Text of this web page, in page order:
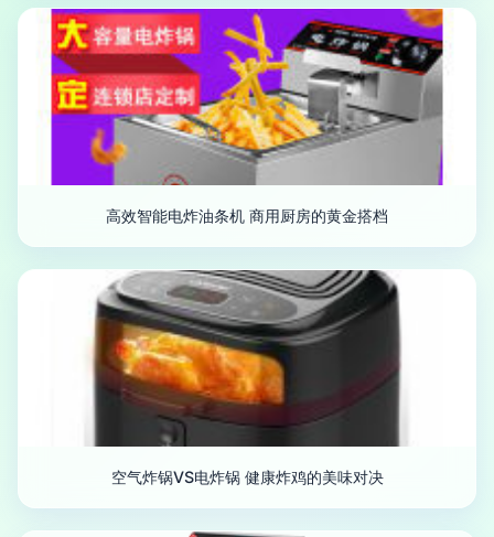
高效智能电炸油条机 商用厨房的黄金搭档
空气炸锅VS电炸锅 健康炸鸡的美味对决